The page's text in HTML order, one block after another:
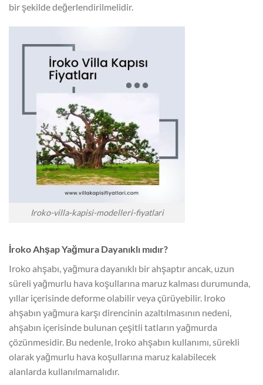
bir şekilde değerlendirilmelidir.
Iroko-villa-kapisi-modelleri-fiyatlari
İroko Ahşap Yağmura Dayanıklı mıdır?
Iroko ahşabı, yağmura dayanıklı bir ahşaptır ancak, uzun
süreli yağmurlu hava koşullarına maruz kalması durumunda,
yıllar içerisinde deforme olabilir veya çürüyebilir. Iroko
ahşabın yağmura karşı direncinin azaltılmasının nedeni,
ahşabın içerisinde bulunan çeşitli tatların yağmurda
çözünmesidir. Bu nedenle, Iroko ahşabın kullanımı, sürekli
olarak yağmurlu hava koşullarına maruz kalabilecek
alanlarda kullanılmamalıdır.